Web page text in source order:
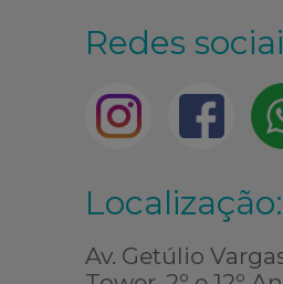
Redes
Localização:
Av. Getúlio